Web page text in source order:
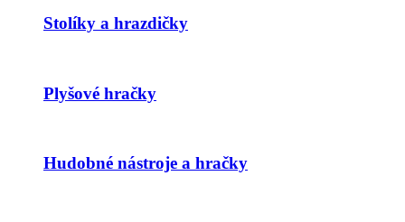
Stolíky a hrazdičky
Plyšové hračky
Hudobné nástroje a hračky